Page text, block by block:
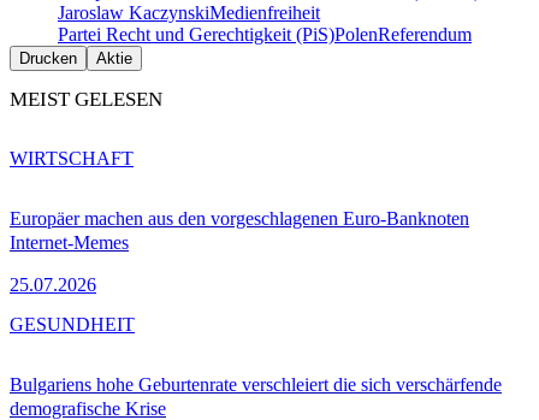
Jaroslaw KaczynskiMedienfreiheit
Partei Recht und Gerechtigkeit (PiS)PolenReferendum
Drucken Aktie
MEIST GELESEN
Europäer machen aus den vorgeschlagenen Euro-Banknoten
Internet-Memes
25.07.2026
WIRTSCHAFT
Bulgariens hohe Geburtenrate verschleiert die sich verschärfende
demografische Krise
GESUNDHEIT